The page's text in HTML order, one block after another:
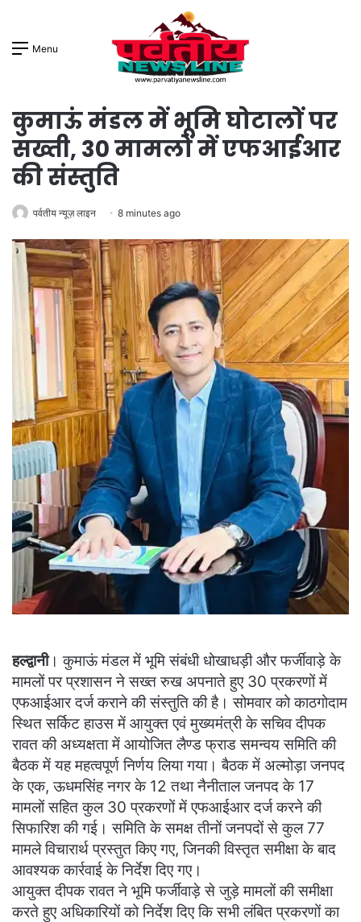
Menu
कुमाऊं मंडल में भूमि घोटालों पर
सख्ती, 30 मामलों में एफआईआर
की संस्तुति
पर्वतीय न्यूज़ लाइन 8 minutes ago
हल्द्वानी। कुमाऊं मंडल में भूमि संबंधी धोखाधड़ी और फर्जीवाड़े के
मामलों पर प्रशासन ने सख्त रुख अपनाते हुए 30 प्रकरणों में
एफआईआर दर्ज कराने की संस्तुति की है। सोमवार को काठगोदाम
स्थित सर्किट हाउस में आयुक्त एवं मुख्यमंत्री के सचिव दीपक
रावत की अध्यक्षता में आयोजित लैण्ड फ्राड समन्वय समिति की
बैठक में यह महत्वपूर्ण निर्णय लिया गया। बैठक में अल्मोड़ा जनपद
के एक, ऊधमसिंह नगर के 12 तथा नैनीताल जनपद के 17
मामलों सहित कुल 30 प्रकरणों में एफआईआर दर्ज करने की
सिफारिश की गई। समिति के समक्ष तीनों जनपदों से कुल 77
मामले विचारार्थ प्रस्तुत किए गए, जिनकी विस्तृत समीक्षा के बाद
आवश्यक कार्रवाई के निर्देश दिए गए।
आयुक्त दीपक रावत ने भूमि फर्जीवाड़े से जुड़े मामलों की समीक्षा
करते हुए अधिकारियों को निर्देश दिए कि सभी लंबित प्रकरणों का